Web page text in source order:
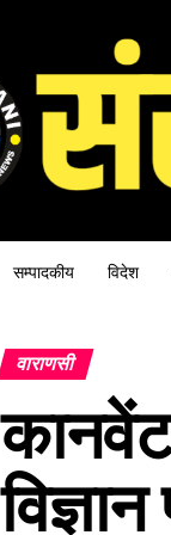
सम्पादकीय विदेश
वाराणसी